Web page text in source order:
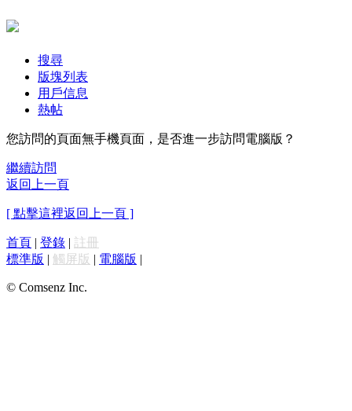
搜尋
版塊列表
用戶信息
熱帖
您訪問的頁面無手機頁面，是否進一步訪問電腦版？
繼續訪問
返回上一頁
[ 點擊這裡返回上一頁 ]
首頁 | 登錄 | 註冊
標準版 | 觸屏版 | 電腦版 |
© Comsenz Inc.